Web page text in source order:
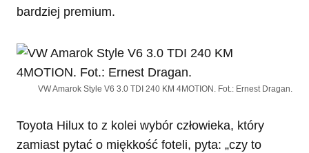
bardziej premium.
VW Amarok Style V6 3.0 TDI 240 KM 4MOTION. Fot.: Ernest Dragan.
Toyota Hilux to z kolei wybór człowieka, który
zamiast pytać o miękkość foteli, pyta: „czy to